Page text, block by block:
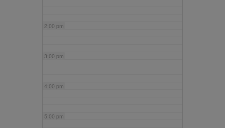
2:00 pm
3:00 pm
4:00 pm
5:00 pm